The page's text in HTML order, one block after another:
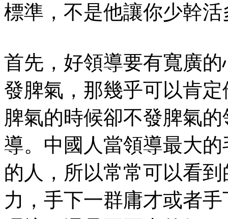
標準，不是他讓你少幹
首先，好領導要有寬廣
發脾氣，那幾乎可以肯
脾氣的時候卻不發脾氣
導。中國人當領導最大
的人，所以常常可以看
力，手下一群庸才或者